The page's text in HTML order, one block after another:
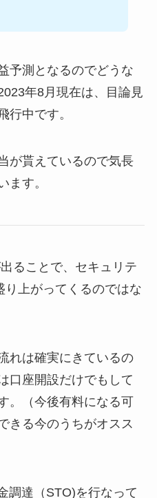
予測となるのでどうな
年8月現在は、目論見
行中です。
が貰えているので気長
ます。
ることで、セキュリテ
り上がってくるのではな
れは確実にきているの
口座開設だけでもして
。（今後有料になる可
きる今のうちがオスス
調達（STO)を行なって